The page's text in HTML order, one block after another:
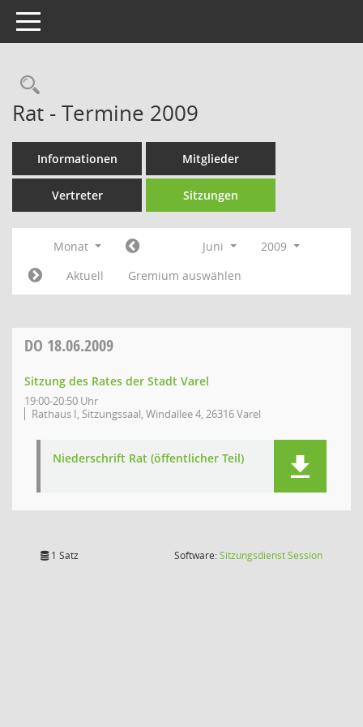
Toggle navigation
Rechercheauswahl
Rat - Termine 2009
Informationen Mitglieder
Vertreter Sitzungen
Monat Juni
2009
Aktuell
Gremium auswählen
DO 18.06.2009
Sitzung des Rates der Stadt Varel
19:00-20:50 Uhr
Rathaus I, Sitzungssaal, Windallee 4, 26316 Varel
Niederschrift Rat (öffentlicher Teil)
1 Satz Software:SitzungsdienstSession(Wird in